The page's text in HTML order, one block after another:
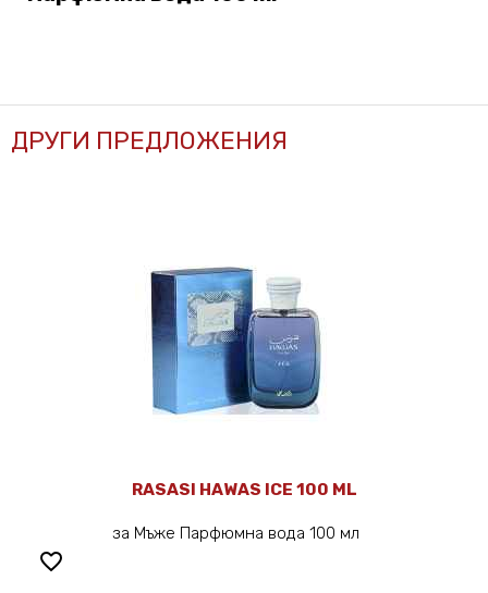
ДРУГИ ПРЕДЛОЖЕНИЯ
favorite_border
RASASI HAWAS ICE 100 ML
за Мъже Парфюмна вода 100 мл